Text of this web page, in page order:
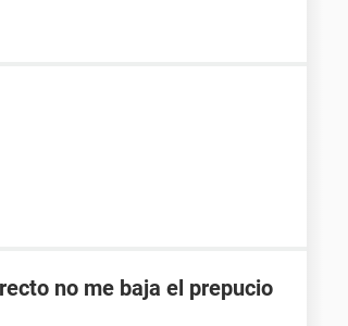
no me baja el prepucio